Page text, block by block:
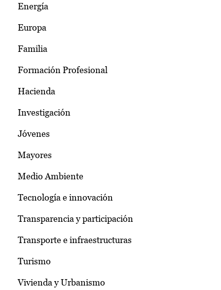
Energía
Europa
Familia
Formación Profesional
Hacienda
Investigación
Jóvenes
Mayores
Medio Ambiente
Tecnología e innovación
Transparencia y participación
Transporte e infraestructuras
Turismo
Vivienda y Urbanismo